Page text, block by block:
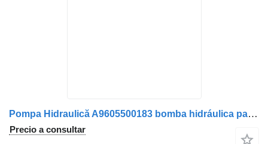
Pompa Hidraulică A9605500183 bomba hidráulica para Mercedes-Benz Cod A9605500183 / A9605500283 / A9605500783 camión
Precio a consultar